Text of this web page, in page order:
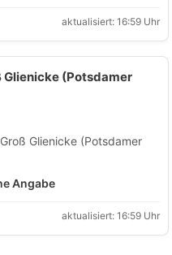
aktualisiert: 16:59 Uhr
Glienicke (Potsdamer
Glienicke (Potsdamer
Angabe
aktualisiert: 16:59 Uhr